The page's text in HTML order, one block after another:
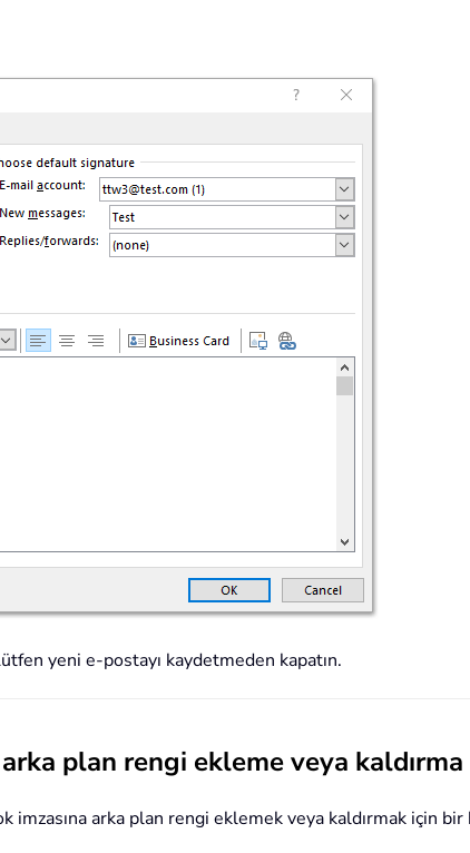
yeni e-postayı kaydetmeden kapatın.
plan rengi ekleme veya kaldırma
arka plan rengi eklemek veya kaldırmak için